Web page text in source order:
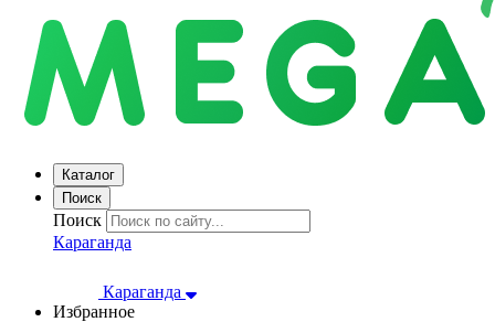
Каталог
Поиск
Поиск
Караганда
Караганда
Избранное